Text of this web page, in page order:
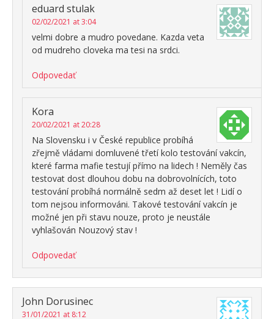
eduard stulak
02/02/2021 at 3:04
velmi dobre a mudro povedane. Kazda veta
od mudreho cloveka ma tesi na srdci.
Odpovedať
Kora
20/02/2021 at 20:28
Na Slovensku i v České republice probíhá
zřejmě vládami domluvené třetí kolo testování vakcín,
které farma mafie testují přímo na lidech ! Neměly čas
testovat dost dlouhou dobu na dobrovolnících, toto
testování probíhá normálně sedm až deset let ! Lidí o
tom nejsou informováni. Takové testování vakcín je
možné jen při stavu nouze, proto je neustále
vyhlašován Nouzový stav !
Odpovedať
John Dorusinec
31/01/2021 at 8:12